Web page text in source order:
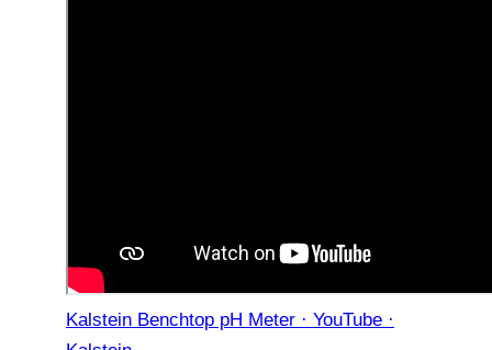
Kalstein Benchtop pH Meter · YouTube ·